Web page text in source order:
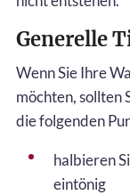
Generelle
Wenn Sie Ihre
möchten, sollten
die folgenden
halbieren
eintönig